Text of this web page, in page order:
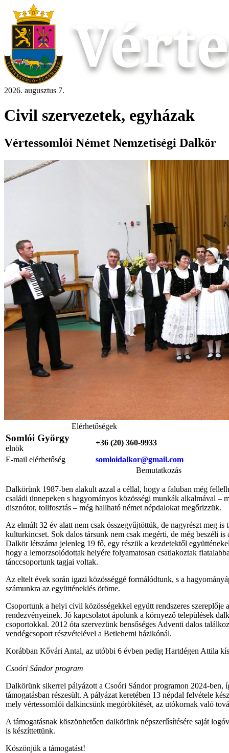
2026. augusztus 7.
Civil szervezetek, egyházak
Vértessomlói Német Nemzetiségi Dalkör
Elérhetőségek
Somlói György
elnök
+36 (20) 360-9933
E-mail elérhetőség
somloidalkor@gmail.com
Bemutatkozás
Dalkörünk 1987-ben alakult azzal a céllal, hogy a faluban még
családi ünnepeken s hagyományos közösségi munkák alkalmával –
disznótor, tollfosztás – még hallható német népdalokat megőrizzük.
Az elmúlt 32 év alatt nem csak összegyűjtöttük, de nagyrészt meg is
kulturkincset. Sok dalos társunk nem csak megérti, de még beszéli
Dalkör létszáma jelenleg 19 fő, egy részük a kezdetektől
hogy a lemorzsolódottak helyére folyamatosan csatlakoztak
tánccsoportunk tagjai voltak.
Az eltelt évek során igazi közösséggé formálódtunk, s a
számunkra az együtténeklés öröme.
Csoportunk a helyi civil közösségekkel együtt rendszeres szereplője
rendezvényeinek. Jó kapcsolatot ápolunk a környező települések
csoportokkal. 2012 óta szervezünk bensőséges Adventi dalos
vendégcsoport részvételével a Betlehemi házikónál.
Korábban Kővári Antal, az utóbbi 6 évben pedig Hartdégen Attila
Csoóri Sándor program
Dalkörünk sikerrel pályázott a Csoóri Sándor programon 2024-ben,
támogatásban részesült. A pályázat keretében 13 népdal felvétele
mely vértessomlói dalkincsünk megörökítését, az utókornak való
A támogatásnak köszönhetően dalkörünk népszerűsítésére saját
is készíttettünk.
Köszönjük a támogatást!